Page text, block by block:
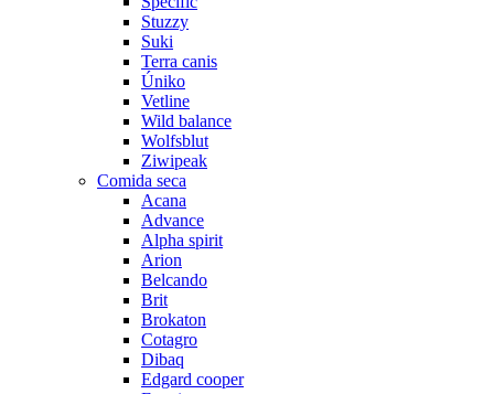
Stuzzy
Suki
Terra canis
Úniko
Vetline
Wild balance
Wolfsblut
Ziwipeak
Comida seca
Acana
Advance
Alpha spirit
Arion
Belcando
Brit
Brokaton
Cotagro
Dibaq
Edgard cooper